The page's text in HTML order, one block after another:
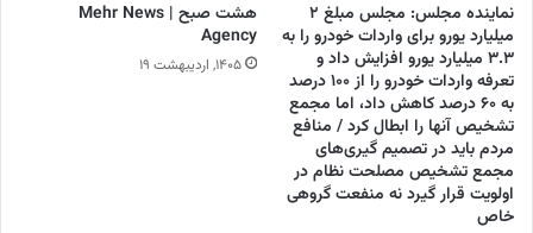
نماینده مجلس: مجلس مبلغ ۲
میلیارد یورو برای واردات خودرو را به
۳.۳ میلیارد یورو افزایش داد و
تعرفه واردات خودرو را از ۱۰۰ درصد
به ۶۰ درصد کاهش داد، اما مجمع
تشخیص آنها را ابطال کرد / منافع
مردم باید در تصمیم گیری‌های
مجمع تشخیص مصلحت نظام در
اولویت قرار گیرد نه منفعت گروهی
خاص
هشت صبح | Mehr News
Agency
۱۴۰۵, اردیبهشت ۱۹